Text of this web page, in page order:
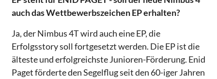
auch das Wettbewerbszeichen EP erhalten?
Ja, der Nimbus 4T wird auch eine EP, die
Erfolgsstory soll fortgesetzt werden. Die EP ist die
älteste und erfolgreichste Junioren-Förderung. Enid
Paget förderte den Segelflug seit den 60-iger Jahren